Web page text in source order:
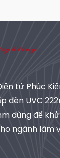
tử Phúc
đèn UVC
dùng để
ngành làm